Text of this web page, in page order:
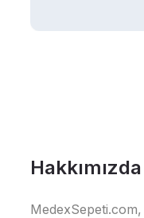
Hakkımızda